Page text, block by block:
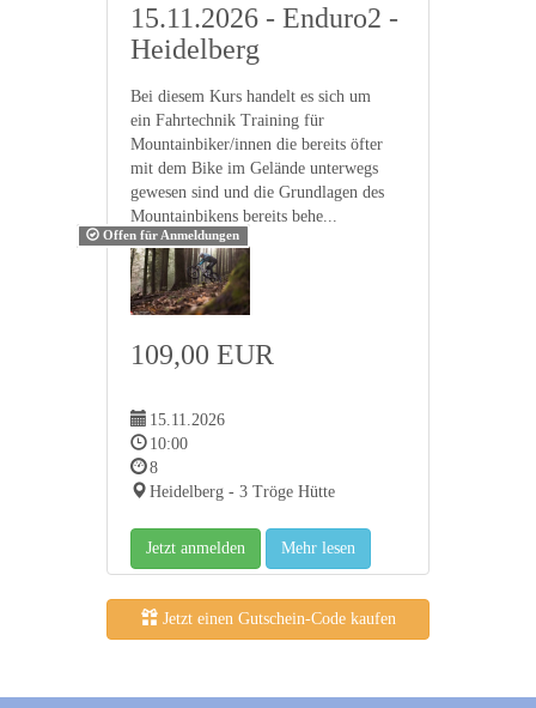
15.11.2026 - Enduro2 -
Heidelberg
Bei diesem Kurs handelt es sich um
ein Fahrtechnik Training für
Mountainbiker/innen die bereits öfter
mit dem Bike im Gelände unterwegs
gewesen sind und die Grundlagen des
Mountainbikens bereits behe...
Offen für Anmeldungen
109,00 EUR
15.11.2026
10:00
8
Heidelberg - 3 Tröge Hütte
Jetzt anmelden Mehr lesen
Jetzt einen Gutschein-Code kaufen